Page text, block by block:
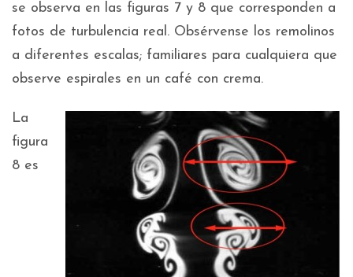
se observa en las figuras 7 y 8 que corresponden a
fotos de turbulencia real. Obsérvense los remolinos
a diferentes escalas; familiares para cualquiera que
observe espirales en un café con crema.
La
figura
8 es